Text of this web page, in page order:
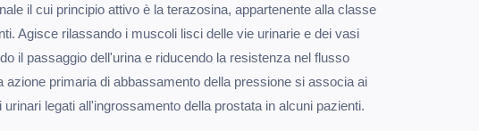
il cui principio attivo è la terazosina, appartenente alla classe
Agisce rilassando i muscoli lisci delle vie urinarie e dei vasi
il passaggio dell'urina e riducendo la resistenza nel flusso
azione primaria di abbassamento della pressione si associa ai
legati all'ingrossamento della prostata in alcuni pazienti.